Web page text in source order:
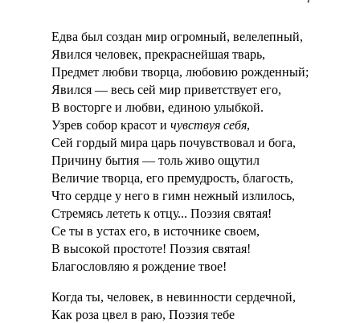
Едва был создан мир огромный, велелепный,
Явился человек, прекраснейшая тварь,
Предмет любви творца, любовию рожденный;
Явился — весь сей мир приветствует его,
В восторге и любви, единою улыбкой.
Узрев собор красот и чувствуя себя,
Сей гордый мира царь почувствовал и бога,
Причину бытия — толь живо ощутил
Величие творца, его премудрость, благость,
Что сердце у него в гимн нежный излилось,
Стремясь лететь к отцу... Поэзия святая!
Се ты в устах его, в источнике своем,
В высокой простоте! Поэзия святая!
Благословляю я рождение твое!
Когда ты, человек, в невинности сердечной,
Как роза цвел в раю, Поэзия тебе